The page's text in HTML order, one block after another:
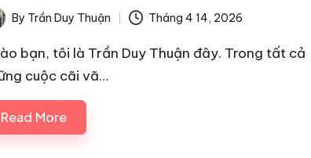
By Trần Duy Thuận Tháng 4 14, 2026
bạn, tôi là Trần Duy Thuận đây. Trong tất cả
cuộc cãi vã…
Read More